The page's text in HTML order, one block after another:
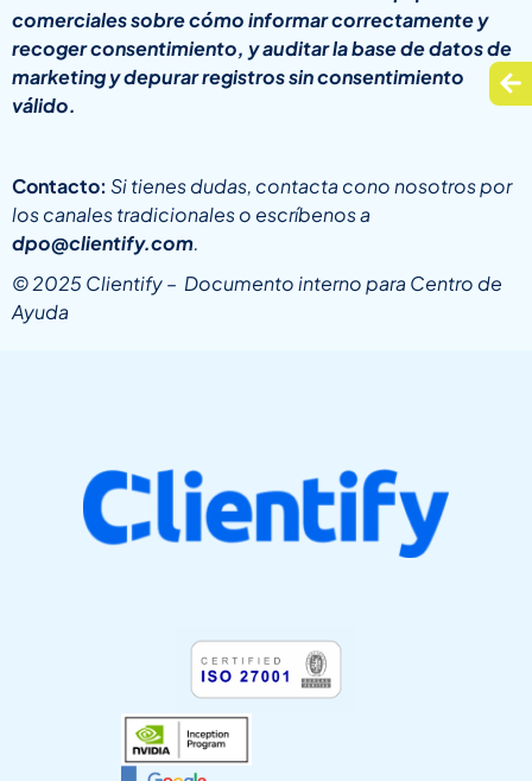
comerciales sobre cómo informar correctamente y
recoger consentimiento, y auditar la base de datos de
marketing y depurar registros sin consentimiento
válido.
Contacto: Si tienes dudas, contacta cono nosotros por
los canales tradicionales o escríbenos a
dpo@clientify.com.
© 2025 Clientify – Documento interno para Centro de
Ayuda